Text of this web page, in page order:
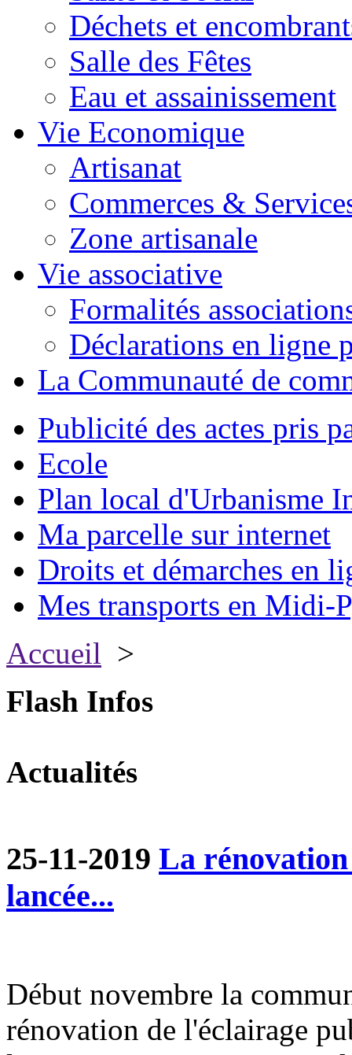
Déchets et
Salle des Fêtes
Eau et assainissement
Vie Economique
Artisanat
Commerces &
Zone artisanale
Vie associative
Formalités
Déclarations en ligne
La Communauté de
Publicité des actes pris
Ecole
Plan local d'Urbanisme
Ma parcelle sur internet
Droits et démarches en
Mes transports en Midi-
Accueil >
Flash Infos
Actualités
25-11-2019 La
lancée...
Début novembre la
rénovation de l'éclairage